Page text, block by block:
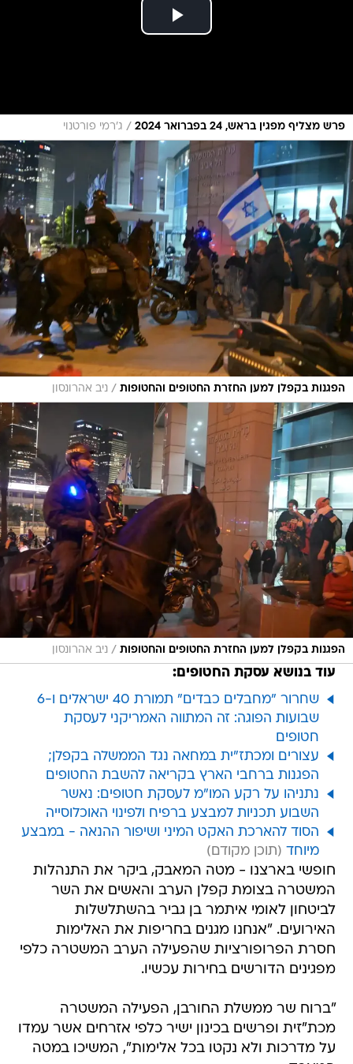
פרש מצליף מפגין בראש, 24 בפברואר 2024 / ג׳רמי פורטנוי
הפגנות בקפלן למען החזרת החטופים והחטופות / ניב אהרונסון
הפגנות בקפלן למען החזרת החטופים והחטופות / ניב אהרונסון
עוד בנושא עסקת החטופים:
שחרור "מחבלים כבדים" תמורת 40 ישראלים ו-6
שבועות הפוגה: זה המתווה האמריקני לעסקת
חטופים
עצורים ומכתז"ית במחאה נגד הממשלה בקפלן;
הפגנות ברחבי הארץ בקריאה להשבת החטופים
נתניהו על רקע המו"מ לעסקת חטופים: נאשר
השבוע תכניות למבצע ברפיח ולפינוי האוכלוסייה
הסוד להארכת האקט המיני ושיפור ההנאה - במבצע
מיוחד
חופשי בארצנו - מטה המאבק, ביקר את התנהלות
המשטרה בצומת קפלן הערב והאשים את השר
לביטחון לאומי איתמר בן גביר בהשתלשלות
האירועים. "אנחנו מגנים בחריפות את האלימות
חסרת הפרופורציות שהפעילה הערב המשטרה כלפי
מפגינים הדורשים בחירות עכשיו.
"ברוח שר ממשלת החורבן, הפעילה המשטרה
מכת"זית ופרשים בכינון ישיר כלפי אזרחים אשר עמדו
על מדרכות ולא נקטו בכל אלימות", המשיכו במטה